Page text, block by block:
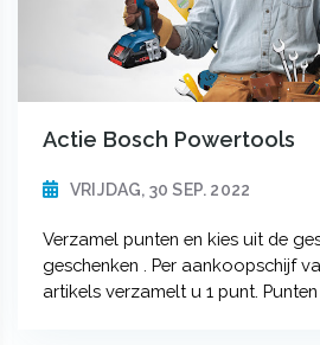
Actie Bosch Powertools
VRIJDAG, 30 SEP. 2022
Verzamel punten en kies uit de
geschenken . Per aankoopschijf
artikels verzamelt u 1 punt. Punten